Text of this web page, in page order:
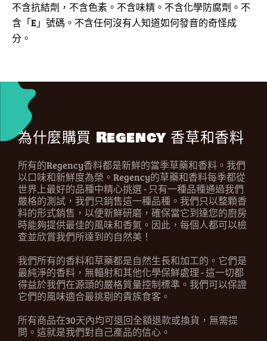
不含抗結劑，不含色素。不含味精。不含化學防腐劑。不
含「E」號碼。不含任何沒有人知道如何發音的奇怪成
分。
為什麼購買 Regency 香草和香料
所有的Regency香料都是新鮮的當季草藥和香料。我們
以口味和新鮮度為榮。Regency的草藥和香料每季都從
世界上最好的品種中精心挑選 - 只有一種品種通過我們
嚴格的測試，我們只銷售這一種品種。我們只以整顆香
料的形式銷售，以便新鮮研磨，確保當它到達您的廚房
時能夠提供最佳的風味和香氣。因此，每個人都可以檢
查並欣賞我們所達到的自然美！
我們所有的香料和草藥都是自然生長和加工的。它們是
最純淨的香料，無輻射和其他化學保鮮處理 - 這一切都
得益於我們在源頭的嚴格質量控制標準。我們可以保證
它們的風味適合最挑剔的貴族食客。
所有商品在30天內均可退回全額退款或換貨，無需提
問。這就是我們對自己產品的信心。